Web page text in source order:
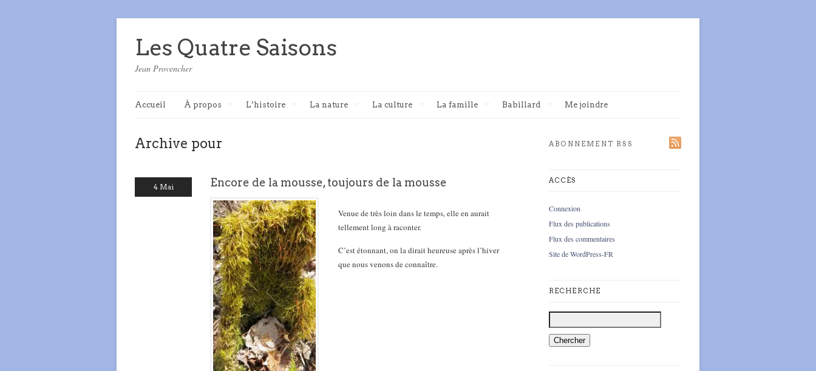
Les Quatre Saisons
Jean Provencher
Accueil À propos L’histoire La nature La culture La famille Babillard Me joindre
Archive pour
4 Mai Encore de la mousse, toujours de la mousse
Venue de très loin dans le temps, elle en aurait
tellement long à raconter.
C’est étonnant, on la dirait heureuse après l’hiver
que nous venons de connaître.
ABONNEMENT RSS
ACCÈS
Connexion
Flux des publications
Flux des commentaires
Site de WordPress-FR
RECHERCHE